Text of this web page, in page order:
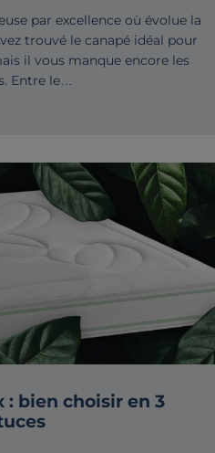
par excellence où évolue la
trouvé le canapé idéal pour
il vous manque encore les
Entre le…
: bien choisir en 3